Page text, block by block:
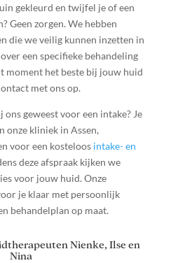
gekleurd en twijfel je of een
Geen zorgen. We hebben
die we veilig kunnen inzetten in
een specifieke behandeling
moment het beste bij jouw huid
met ons op.
geweest voor een intake? Je
onze kliniek in Assen,
voor een kosteloos intake- en
deze afspraak kijken we
voor jouw huid. Onze
je klaar met persoonlijk
behandelplan op maat.
Nienke, Ilse en
Nina